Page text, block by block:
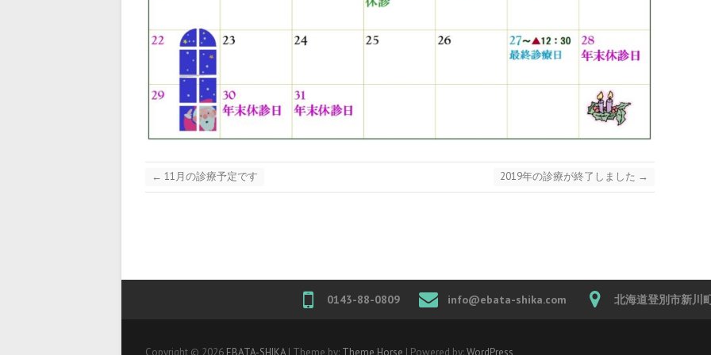
← 11月の診療予定です 2019年の診療が終了しました →
0143-88-0809 info@ebata-shika.com 北海道登別市新川
Copyright © 2026 EBATA-SHIKA | Theme by: Theme Horse | Powered by:WordPress